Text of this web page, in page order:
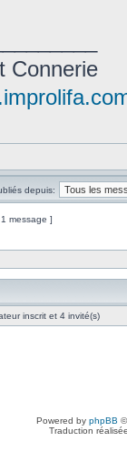
Connerie
depuis:
message ]
inscrit et 4 invité(s)
Powered by phpBB
Traduction